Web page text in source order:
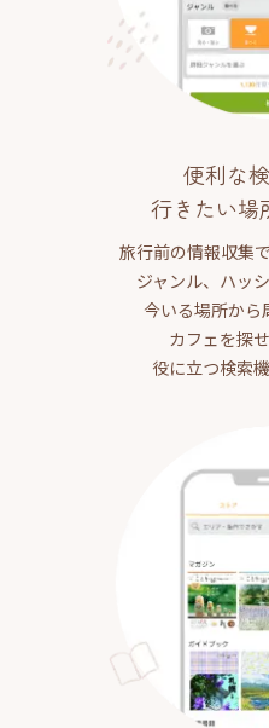
便利な
行きたい場
旅行前の情報収集
ジャンル、ハッ
今いる場所から
カフェを探
役に立つ検索